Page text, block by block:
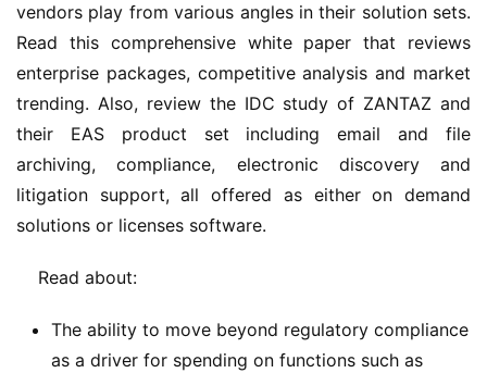
vendors play from various angles in their solution sets.
Read this comprehensive white paper that reviews
enterprise packages, competitive analysis and market
trending. Also, review the IDC study of ZANTAZ and
their EAS product set including email and file
archiving, compliance, electronic discovery and
litigation support, all offered as either on demand
solutions or licenses software.
The ability to move beyond regulatory compliance
as a driver for spending on functions such as